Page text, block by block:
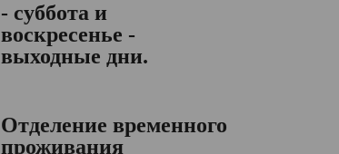
- суббота и
воскресенье -
выходные дни.
Отделение временного
проживания